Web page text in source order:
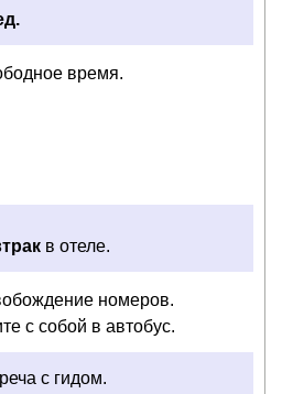
время.
в отеле.
номеров.
с собой в автобус.
с гидом.